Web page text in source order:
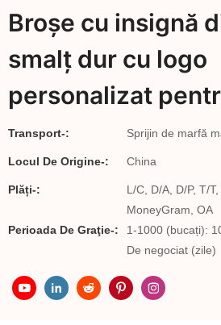
Broșe cu insignă
smalț dur cu logo
personalizat
Transport-: Sprijin de marfă
Locul De Origine-: China
Plăți-:
L/C, D/A, D/P, T/
MoneyGram, OA
Perioada De Graţie-:
1-1000 (bucați):
De negociat (zile)